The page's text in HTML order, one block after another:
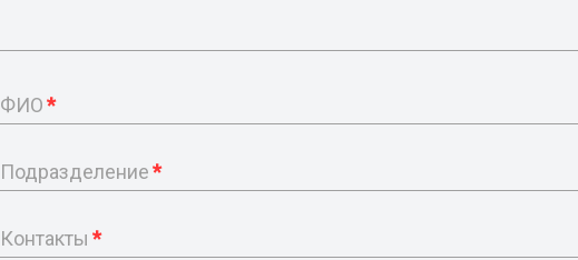
ФИО*
Подразделение*
Контакты *